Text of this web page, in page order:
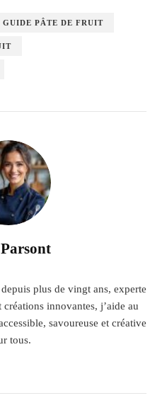
GUIDE PÂTE DE FRUIT
plus de vingt ans, experte
innovantes, j’aide au
savoureuse et créative
tous.